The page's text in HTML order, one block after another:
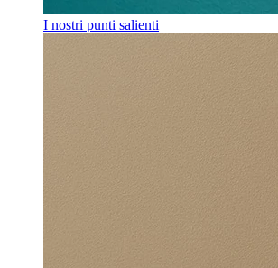
I nostri punti salienti